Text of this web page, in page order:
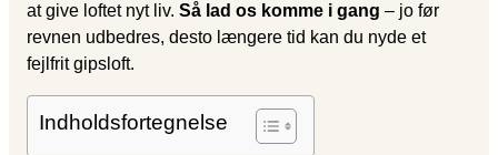
at give loftet nyt liv. Så lad os komme i gang – jo før
revnen udbedres, desto længere tid kan du nyde et
fejlfrit gipsloft.
Indholdsfortegnelse